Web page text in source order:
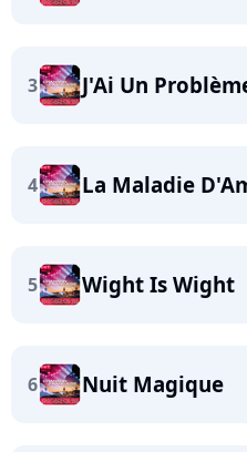
3 J'Ai Un
4 La Maladie
5 Wight Is Wight
6 Nuit Magique